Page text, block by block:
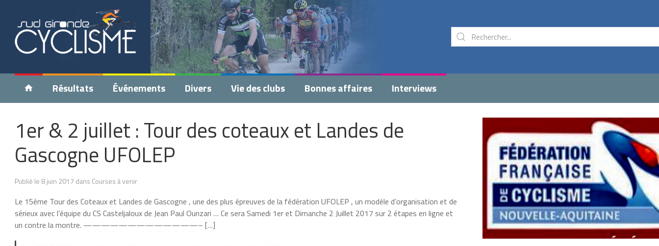
Résultats Événements Divers Vie des clubs Bonnes affaires Interviews
1er & 2 juillet : Tour des coteaux et Landes de
Gascogne UFOLEP
Publié le 8 juin 2017 dans Courses à venir
Le 15éme Tour des Coteaux et Landes de Gascogne , une des plus épreuves de la fédération UFOLEP , un modéle d’organisation et de
sérieux avec l’équipe du CS Casteljaloux de Jean Paul Ounzari … Ce sera Samedi 1er et Dimanche 2 Juillet 2017 sur 2 étapes en ligne et
un contre la montre. —————————————– […]